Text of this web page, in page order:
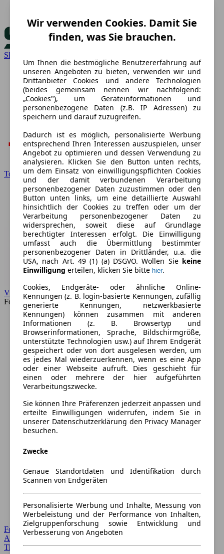
Skoda
Toyota
VW
Forum
Forum Startseite
Alle Auto-Foren
Themen-Forum
Wir verwenden Cookies. Damit Sie
finden, was Sie brauchen.
Um Ihnen die bestmögliche Benutzererfahrung auf
unseren Angeboten zu bieten, verwenden wir und
Drittanbieter Cookies und andere Technologien
(beides gemeinsam nennen wir nachfolgend:
„Cookies"), um Geräteinformationen und
personenbezogene Daten (z.B. IP Adressen) zu
speichern und darauf zuzugreifen.
Dadurch ist es möglich, personalisierte Werbung
entsprechend Ihren Interessen auszuspielen, unser
Angebot zu optimieren und dessen Verwendung zu
analysieren. Klicken Sie den Button unten rechts,
um dem Einsatz von einwilligungspflichten Cookies
und der damit verbundenen Verarbeitung
personenbezogener Daten zuzustimmen oder den
Button unten links, um eine detaillierte Auswahl
hinsichtlich der Cookies zu treffen oder um der
Verarbeitung personenbezogener Daten zu
widersprechen, soweit diese auf Grundlage
berechtigter Interessen erfolgt. Die Einwilligung
umfasst auch die Übermittlung bestimmter
personenbezogener Daten in Drittländer, u.a. die
USA, nach Art. 49 (1) (a) DSGVO. Wollen Sie keine
Einwilligung erteilen, klicken Sie bitte hier.
Cookies, Endgeräte- oder ähnliche Online-
Kennungen (z. B. login-basierte Kennungen, zufällig
generierte Kennungen, netzwerkbasierte
Kennungen) können zusammen mit anderen
Informationen (z. B. Browsertyp und
Browserinformationen, Sprache, Bildschirmgröße,
unterstützte Technologien usw.) auf Ihrem Endgerät
gespeichert oder von dort ausgelesen werden, um
es jedes Mal wiederzuerkennen, wenn es eine App
oder einer Webseite aufruft. Dies geschieht für
einen oder mehrere der hier aufgeführten
Verarbeitungszwecke.
Sie können Ihre Präferenzen jederzeit anpassen und
erteilte Einwilligungen widerrufen, indem Sie in
unserer Datenschutzerklärung den Privacy Manager
besuchen.
Zwecke
Genaue Standortdaten und Identifikation durch
Scannen von Endgeräten
Personalisierte Werbung und Inhalte, Messung von
Werbeleistung und der Performance von Inhalten,
Zielgruppenforschung sowie Entwicklung und
Verbesserung von Angeboten